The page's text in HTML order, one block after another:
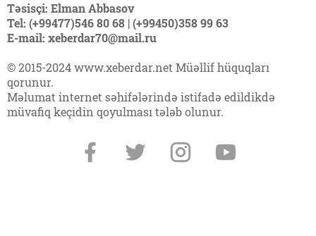
Təsisçi: Elman Abbasov
Tel: (+99477)546 80 68 | (+99450)358 99 63
E-mail: xeberdar70@mail.ru
© 2015-2024 www.xeberdar.net Müəllif hüquqları
qorunur.
Məlumat internet səhifələrində istifadə edildikdə
müvafiq keçidin qoyulması tələb olunur.